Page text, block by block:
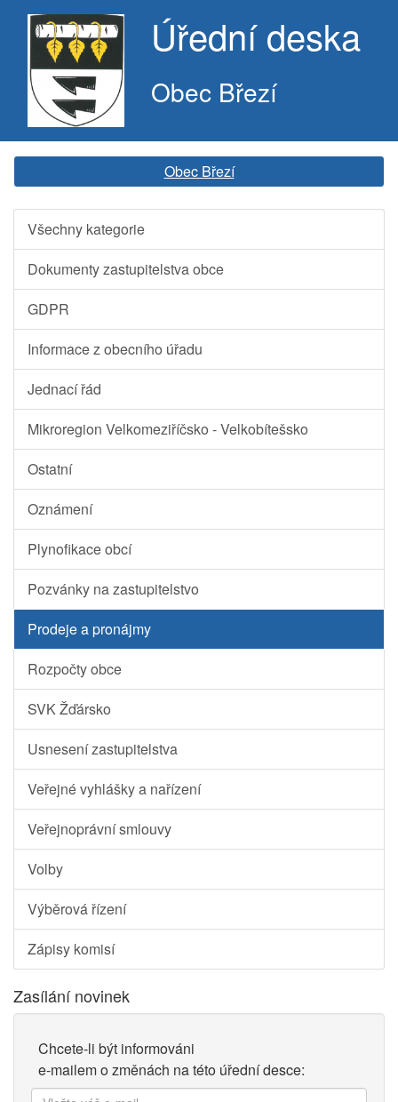
Úřední deska
Obec Březí
Obec Březí
Všechny kategorie
Dokumenty zastupitelstva obce
GDPR
Informace z obecního úřadu
Jednací řád
Mikroregion Velkomeziříčsko - Velkobítešsko
Ostatní
Oznámení
Plynofikace obcí
Pozvánky na zastupitelstvo
Prodeje a pronájmy
Rozpočty obce
SVK Žďársko
Usnesení zastupitelstva
Veřejné vyhlášky a nařízení
Veřejnoprávní smlouvy
Volby
Výběrová řízení
Zápisy komisí
Zasílání novinek
Chcete-li být informováni
e-mailem o změnách na této úřední desce:
Vložte